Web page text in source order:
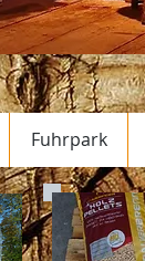
Fuhrpark